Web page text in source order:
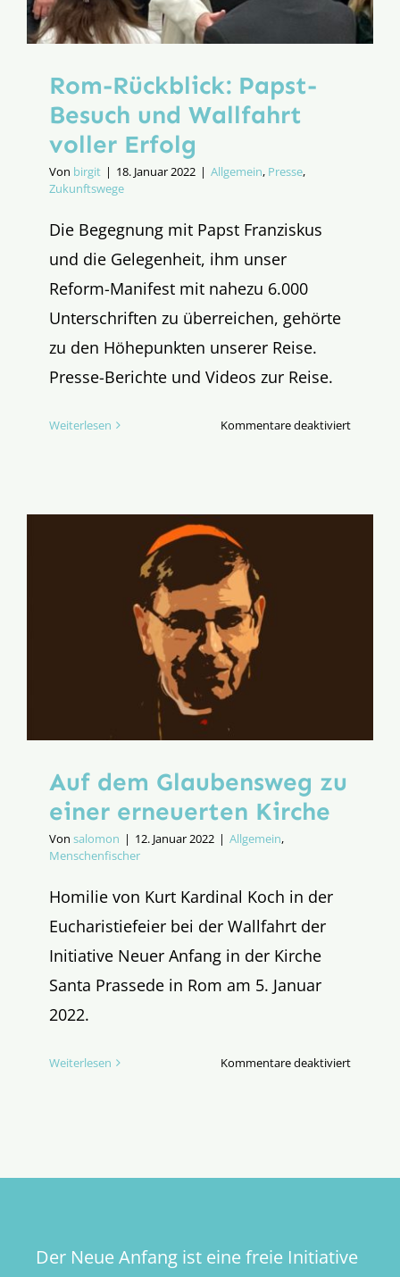
Rom-Rückblick: Papst-
Besuch und Wallfahrt
voller Erfolg
Von birgit | 18. Januar 2022 | Allgemein, Presse,
Zukunftswege
Die Begegnung mit Papst Franziskus
und die Gelegenheit, ihm unser
Reform-Manifest mit nahezu 6.000
Unterschriften zu überreichen, gehörte
zu den Höhepunkten unserer Reise.
Presse-Berichte und Videos zur Reise.
Weiterlesen Kommentare deaktiviertfür
Auf dem Glaubensweg zu
einer erneuerten Kirche
Von salomon | 12. Januar 2022 | Allgemein,
Menschenfischer
Homilie von Kurt Kardinal Koch in der
Eucharistiefeier bei der Wallfahrt der
Initiative Neuer Anfang in der Kirche
Santa Prassede in Rom am 5. Januar
2022.
Weiterlesen Kommentare deaktiviertfür
Der Neue Anfang ist eine freie Initiative